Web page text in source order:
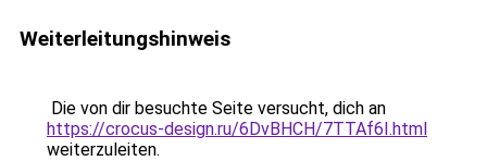
Weiterleitungshinweis
Die von dir besuchte Seite versucht, dich an
https://crocus-design.ru/6DvBHCH/7TTAf6I.html
weiterzuleiten.